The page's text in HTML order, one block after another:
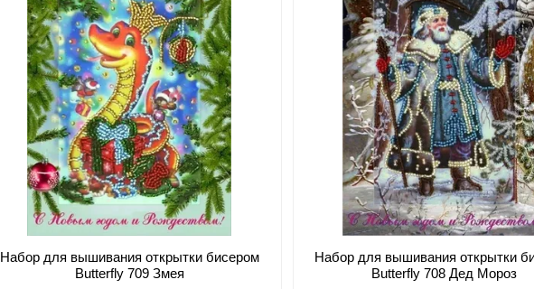
Набор для вышивания открытки бисером
Butterfly 709 Змея
Набор для вышивания открытки
Butterfly 708 Дед Мороз